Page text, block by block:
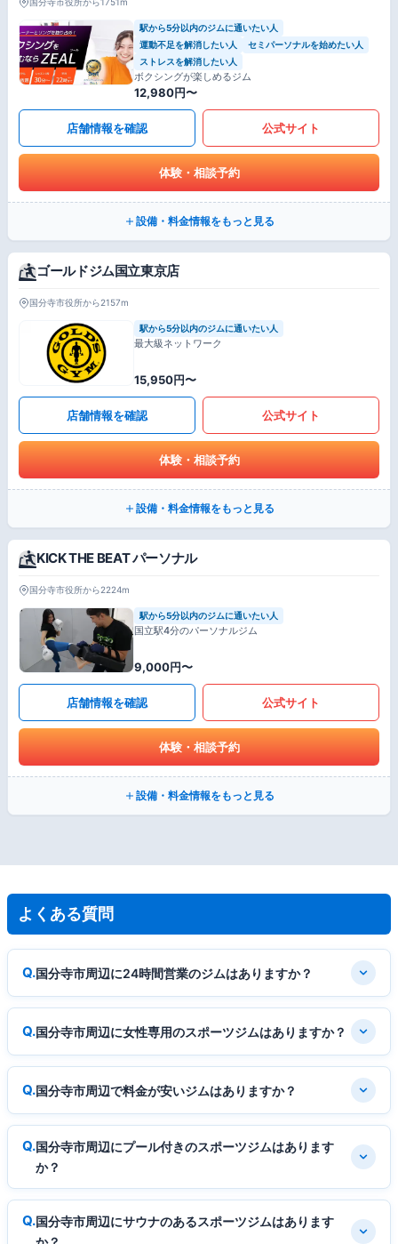
駅から5分以内のジムに通いたい人
運動不足を解消したい人
セミパーソナルを始めたい人
ストレスを解消したい人
ボクシングが楽しめるジム
12,980円〜
店舗情報を確認 公式サイト
体験・相談予約
設備・料金情報をもっと見る
ゴールドジム国立東京店
国分寺市役所から2157m
駅から5分以内のジムに通いたい人
最大級ネットワーク
15,950円〜
店舗情報を確認 公式サイト
体験・相談予約
設備・料金情報をもっと見る
KICK THE BEAT パーソナル
国分寺市役所から2224m
駅から5分以内のジムに通いたい人
国立駅4分のパーソナルジム
9,000円〜
店舗情報を確認 公式サイト
体験・相談予約
設備・料金情報をもっと見る
よくある質問
国分寺市周辺に24時間営業のジムはありますか？
国分寺市周辺に女性専用のスポーツジムはありますか？
国分寺市周辺で料金が安いジムはありますか？
国分寺市周辺にプール付きのスポーツジムはあります
か？
国分寺市周辺にサウナのあるスポーツジムはあります